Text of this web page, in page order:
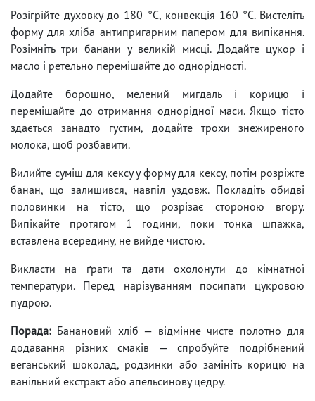
Розігрійте духовку до 180 °C, конвекція 160 °C. Вистеліть
форму для хліба антипригарним папером для випікання.
Розімніть три банани у великій мисці. Додайте цукор і
масло і ретельно перемішайте до однорідності.
Додайте борошно, мелений мигдаль і корицю і
перемішайте до отримання однорідної маси. Якщо тісто
здається занадто густим, додайте трохи знежиреного
молока, щоб розбавити.
Вилийте суміш для кексу у форму для кексу, потім розріжте
банан, що залишився, навпіл уздовж. Покладіть обидві
половинки на тісто, що розрізає стороною вгору.
Випікайте протягом 1 години, поки тонка шпажка,
вставлена ​​всередину, не вийде чистою.
Викласти на ґрати та дати охолонути до кімнатної
температури. Перед нарізуванням посипати цукровою
пудрою.
Порада: Банановий хліб — відмінне чисте полотно для
додавання різних смаків — спробуйте подрібнений
веганський шоколад, родзинки або замініть корицю на
ванільний екстракт або апельсинову цедру.